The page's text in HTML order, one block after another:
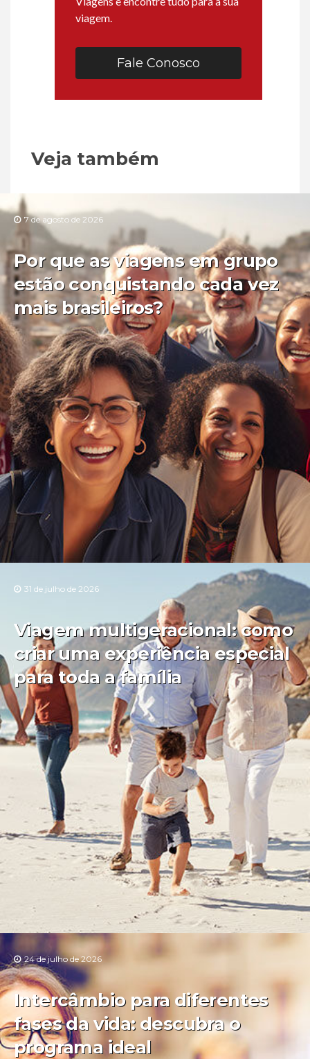
viagem.
Fale Conosco
Veja também
7 de agosto de 2026
Por que as viagens em grupo
estão conquistando cada vez
mais brasileiros?
31 de julho de 2026
Viagem multigeracional: como
criar uma experiência especial
para toda a família
24 de julho de 2026
Intercâmbio para diferentes
fases da vida: descubra o
programa ideal